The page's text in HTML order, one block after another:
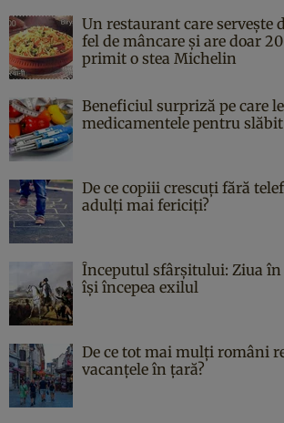
Un restaurant care servește
fel de mâncare și are doar
primit o stea Michelin
Beneficiul surpriză pe care
medicamentele pentru slăbit
De ce copiii crescuți fără
adulți mai fericiți?
Începutul sfârşitului: Ziua în
îşi începea exilul
De ce tot mai mulți români
vacanțele în țară?